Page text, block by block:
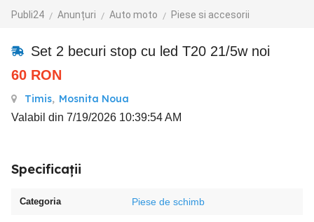
Publi24 Anunțuri Auto moto Piese si accesorii
Set 2 becuri stop cu led T20 21/5w noi
60 RON
Timis, Mosnita Noua
Valabil din 7/19/2026 10:39:54 AM
Specificații
Categoria Piese de schimb